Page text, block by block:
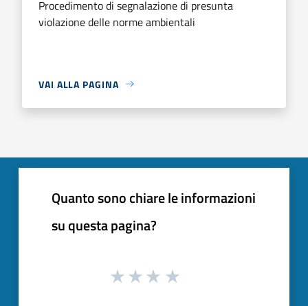
Procedimento di segnalazione di presunta
violazione delle norme ambientali
VAI ALLA PAGINA
Quanto sono chiare le informazioni
su questa pagina?